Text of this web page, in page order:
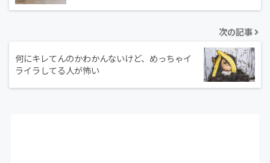
次の記事
何にキレてんのかわかんないけど、めっちゃイ
ライラしてる人が怖い